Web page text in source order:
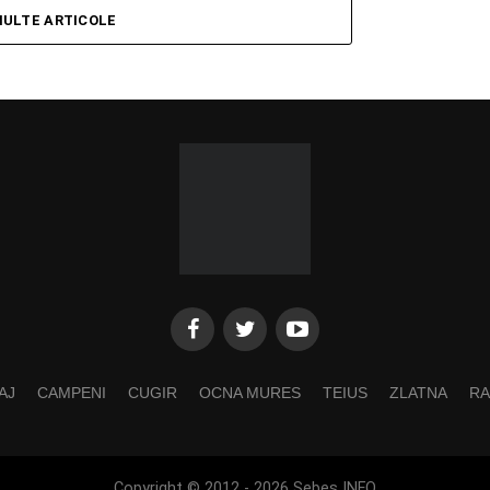
ARTICOLE
CAMPENI CUGIR OCNA MURES TEIUS ZLATNA